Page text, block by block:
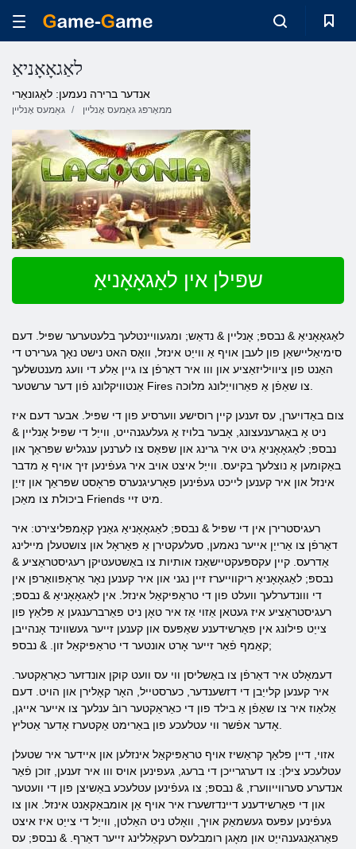
לאַגאָאָניאַ
אנדער ברירה נעמען: לאַגונאַרי
גאַמעס אָנליין ממאָרפּג גאַמעס אָנליין
שפּילן אין לאַגאָאָניאַ
לאַגאָאָניאַ & נבספּ; אָנליין & נדאַש; ומגעוויינטלעך בלעטערער שפּיל. דעם
סימיאַליישאַן פון לעבן אויף אַ ווייַט אינזל, וואָס האט נישט נאָך גערירט די
האַנט פון ציוויליזאַציע און ווו איר דאַרפֿן צו גיין אַלע די וועג מענטשלעך
צום באַדויערן, עס זענען קיין רוסישע ווערסיע פון ​​די שפּיל. אבער דעם איז
ניט אַ באַגרענעצונג, אָבער בלויז אַ געלעגנהייט, ווייַל די שפּיל אָנליין &
נבספּ; לאַגאָאָניאַ גיט איר גרינג און שפּאַס צו לערנען ענגליש שפּראַך און
באַקומען אַ נוצלעך בקיעס. ווייַל איצט אויב איר געפֿינען זיך אויף אַ מדבר
אינזל און איר קענען לייכט געפֿינען פאָרעיגנערס פּראָסט שפּראַך און זייַן
רעגיסטרירן אין די שפּיל & נבספּ; לאַגאָאָניאַ גאַנץ קאָמפּליצירט: איר
דאַרפֿן צו אַרייַן אייער נאמען, סעלעקטירן אַ פּאַראָל און צושטעלן מיילינג
אַדרעס. קיין עקספּעקטיישאַנז אותיות צו באַשטעטיקן רעגיסטראַציע &
נבספּ; לאַגאָאָניאַ ריקווייערז זיין נגני און איר קענען נאָר אַראָפּוואַרפן אין
די ווונדערלעך וועלט פון די טראַפּיקאַל אינזל. אין לאַגאָאָניאַ & נבספּ;
רעגיסטראַציע איז געטאן אַזוי אַז איר טאָן ניט פאַרברענגען אַ פּלאַץ פון
צייַט פילונג אין פאַרשידענע שאַפּעס און קענען זייער געשווינד אָנהייבן
קאַמף פֿאַר זייער אָרט אונטער די טראַפּיקאַל זון. & נבספּ;
דעמאָלט איר דאַרפֿן צו באַשליסן ווי עס וועט קוקן אונדזער כאַראַקטער.
איר קענען קלייַבן די דזשענדער, כערסטייל, האָר קאָלירן און הויט. דעם
אַלאַוז איר צו שאַפֿן אַ בילד פון די כאַראַקטער רובֿ ענלעך צו אייער אייגן,
אזוי, דיין פלאַך קראַשיז אויף טראַפּיקאַל אינזלען און איידער איר שטעלן
עטלעכע צילן: צו דערגרייכן די ברעג, געפינען אויס ווו איר זענען, זוכן פֿאַר
אנדערע סערווייווערז, & נבספּ; צו געפֿינען עטלעכע באַשיצן פון די וועטער
און די פאַרשידענע דיינדזשערז איר אויף אַן אומבאַקאַנט אינזל. און צו
געפֿינען עפּעס געשמאַק אויך, וואָלט ניט האַלטן, ווייַל די צייַט איז איצט
פאַרגאַנגענהייַט און מאָגן רומבלעס רעקאַללינג זייער דאַרף. & נבספּ; עס